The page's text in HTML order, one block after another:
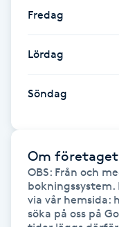
Fransk manikyr
Fransrengöring
Fredag
Lördag
Söndag
Om företaget
OBS: Från och
via vår hemsida:
söka på oss på